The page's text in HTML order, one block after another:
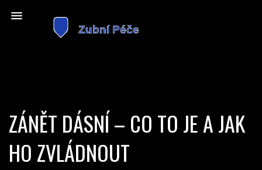
ZÁNĚT DÁSNÍ – CO TO JE A JAK
HO ZVLÁDNOUT